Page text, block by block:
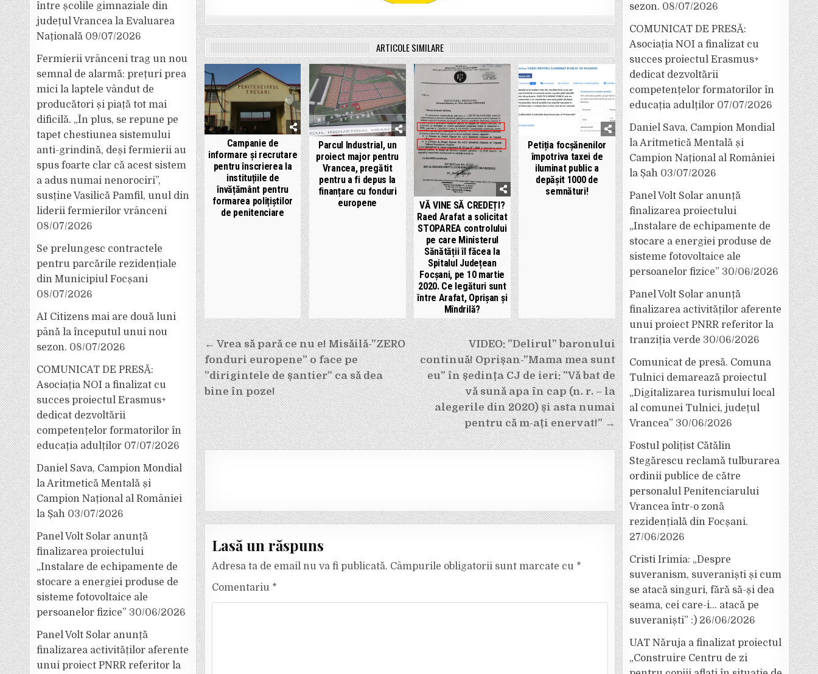
ARTICOLE SIMILARE
Campanie de
informare și recrutare
pentru înscrierea la
instituțiile de
învățământ pentru
formarea polițiștilor
de penitenciare
Parcul Industrial, un
proiect major pentru
Vrancea, pregătit
pentru a fi depus la
finanțare cu fonduri
europene
VĂ VINE SĂ CREDEȚI?
Raed Arafat a solicitat
STOPAREA controlului
pe care Ministerul
Sănătății îl făcea la
Spitalul Județean
Focșani, pe 10 martie
2020. Ce legături sunt
între Arafat, Oprișan și
Mîndrilă?
Petiția focșănenilor
împotriva taxei de
iluminat public a
depășit 1000 de
semnături!
Navigare
în
articole
VIDEO: ”Delirul” baronului
continuă! Oprișan-”Mama mea sunt
eu” în ședința CJ de ieri: ”Vă bat de
vă sună apa în cap (n. r. – la
alegerile din 2020) și asta numai
pentru că m-ați enervat!” →
← Vrea să pară ce nu e! Misăilă-”ZERO
fonduri europene” o face pe
”dirigintele de șantier” ca să dea
bine în poze!
Lasă un răspuns
Adresa ta de email nu va fi publicată. Câmpurile obligatorii sunt marcate cu *
Comentariu *
între școlile gimnaziale din
județul Vrancea la Evaluarea
Națională 09/07/2026
Fermierii vrânceni trag un nou
semnal de alarmă: prețuri prea
mici la laptele vândut de
producători și piață tot mai
dificilă. „În plus, se repune pe
tapet chestiunea sistemului
anti-grindină, deși fermierii au
spus foarte clar că acest sistem
a adus numai nenorociri”,
susține Vasilică Pamfil, unul din
liderii fermierilor vrânceni
08/07/2026
Se prelungesc contractele
pentru parcările rezidențiale
din Municipiul Focșani
08/07/2026
AI Citizens mai are două luni
până la începutul unui nou
sezon. 08/07/2026
COMUNICAT DE PRESĂ:
Asociația NOI a finalizat cu
succes proiectul Erasmus+
dedicat dezvoltării
competențelor formatorilor în
educația adulților 07/07/2026
Daniel Sava, Campion Mondial
la Aritmetică Mentală și
Campion Național al României
la Șah 03/07/2026
Panel Volt Solar anunță
finalizarea proiectului
„Instalare de echipamente de
stocare a energiei produse de
sisteme fotovoltaice ale
persoanelor fizice” 30/06/2026
Panel Volt Solar anunță
finalizarea activităților aferente
unui proiect PNRR referitor la
sezon. 08/07/2026
COMUNICAT DE PRESĂ:
Asociația NOI a finalizat cu
succes proiectul Erasmus+
dedicat dezvoltării
competențelor formatorilor în
educația adulților 07/07/2026
Daniel Sava, Campion Mondial
la Aritmetică Mentală și
Campion Național al României
la Șah 03/07/2026
Panel Volt Solar anunță
finalizarea proiectului
„Instalare de echipamente de
stocare a energiei produse de
sisteme fotovoltaice ale
persoanelor fizice” 30/06/2026
Panel Volt Solar anunță
finalizarea activităților aferente
unui proiect PNRR referitor la
tranziția verde 30/06/2026
Comunicat de presă. Comuna
Tulnici demarează proiectul
„Digitalizarea turismului local
al comunei Tulnici, județul
Vrancea” 30/06/2026
Fostul polițist Cătălin
Stegărescu reclamă tulburarea
ordinii publice de către
personalul Penitenciarului
Vrancea într-o zonă
rezidențială din Focșani.
27/06/2026
Cristi Irimia: „Despre
suveranism, suveraniști și cum
se atacă singuri, fără să-și dea
seama, cei care-i… atacă pe
suveraniști” :) 26/06/2026
UAT Năruja a finalizat proiectul
„Construire Centru de zi